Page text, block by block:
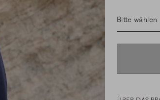
Bitte wählen